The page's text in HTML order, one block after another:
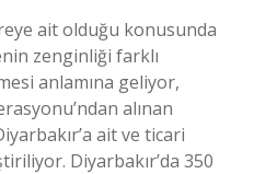
ait olduğu konusunda
zenginliği farklı
anlamına geliyor,
alınan
ait ve ticari
Diyarbakır’da 350